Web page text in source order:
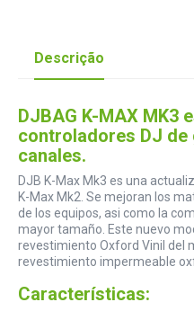
Descrição
DJBAG K-MAX MK3
controladores DJ de
canales.
DJB K-Max Mk3 es una
K-Max Mk2. Se mejoran los
de los equipos, asi como la
mayor tamaño. Este nuevo
revestimiento Oxford Vinil del
revestimiento impermeable
Características: